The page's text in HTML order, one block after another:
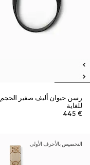
رسن حيوان أليف صغير الحجم
للغاية
€ 445
التخصيص بالأحرف الأولى